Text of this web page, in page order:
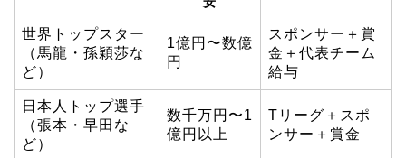
世界トップスター
（馬龍・孫穎莎な
ど）
1億円〜数億
円
スポンサー＋賞
金＋代表チーム
給与
日本人トップ選手
（張本・早田な
ど）
数千万円〜1
億円以上
Tリーグ＋スポ
ンサー＋賞金